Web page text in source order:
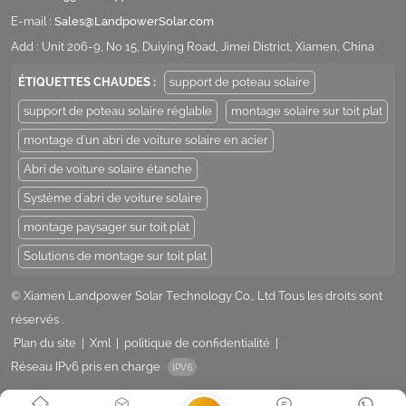
E-mail : Sales@LandpowerSolar.com
Add : Unit 206-9, No 15, Duiying Road, Jimei District, Xiamen, China
ÉTIQUETTES CHAUDES : support de poteau solaire
support de poteau solaire réglable montage solaire sur toit plat
montage d'un abri de voiture solaire en acier
Abri de voiture solaire étanche
Système d'abri de voiture solaire
montage paysager sur toit plat
Solutions de montage sur toit plat
© Xiamen Landpower Solar Technology Co., Ltd Tous les droits sont
réservés .
Plan du site
Xml politique de confidentialité
Réseau IPv6 pris en charge